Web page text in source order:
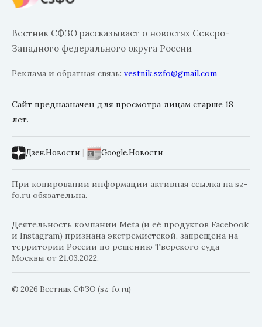
Вестник СФЗО рассказывает о новостях Северо-
Западного федерального округа России
Реклама и обратная связь: vestnik.szfo@gmail.com
Сайт предназначен для просмотра лицам старше 18
лет.
Дзен.Новости | Google.Новости
При копировании информации активная ссылка на sz-
fo.ru обязательна.
Деятельность компании Meta (и её продуктов Facebook
и Instagram) признана экстремистской, запрещена на
территории России по решению Тверского суда
Москвы от 21.03.2022.
© 2026 Вестник СФЗО (sz-fo.ru)